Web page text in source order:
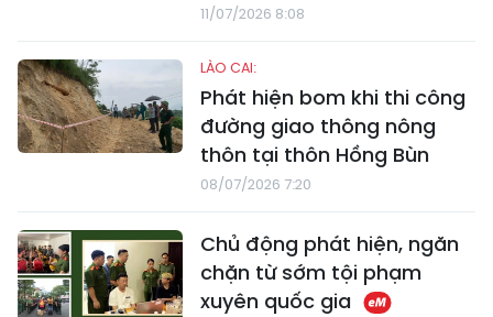
11/07/2026 8:08
LÀO CAI:
Phát hiện bom khi thi công
đường giao thông nông
thôn tại thôn Hồng Bùn
08/07/2026 7:20
Chủ động phát hiện, ngăn
chặn từ sớm tội phạm
xuyên quốc gia